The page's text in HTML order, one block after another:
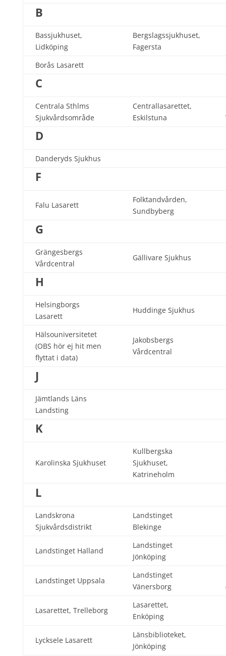
B
Bassjukhuset,
Lidköping
Bergslagssjukhuset,
Fagersta
Borås Lasarett
C
Centrala Sthlms
Sjukvårdsområde
Centrallasarettet,
Eskilstuna
D
Danderyds Sjukhus
F
Falu Lasarett
Folktandvården,
Sundbyberg
G
Grängesbergs
Vårdcentral
Gällivare Sjukhus
H
Helsingborgs
Lasarett
Huddinge Sjukhus
Hälsouniversitetet
(OBS hör ej hit men
flyttat i data)
Jakobsbergs
Vårdcentral
J
Jämtlands Läns
Landsting
K
Karolinska Sjukhuset
Kullbergska
Sjukhuset,
Katrineholm
L
Landskrona
Sjukvårdsdistrikt
Landstinget
Blekinge
Landstinget Halland
Landstinget
Jönköping
Landstinget Uppsala
Landstinget
Vänersborg
Lasarettet, Trelleborg
Lasarettet,
Enköping
Lycksele Lasarett
Länsbiblioteket,
Jönköping